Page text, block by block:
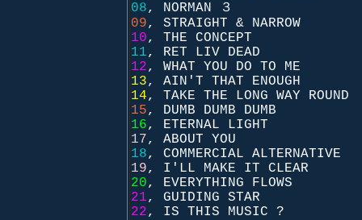
08, NORMAN ３
09, STRAIGHT & NARROW
10, THE CONCEPT
11, RET LIV DEAD
12, WHAT YOU DO TO ME
13, AIN'T THAT ENOUGH
14,
TAKE THE LONG WAY ROUND
15, DUMB DUMB DUMB
16, ETERNAL LIGHT
17, ABOUT YOU
18, COMMERCIAL ALTERNATIVE
19, I'LL MAKE IT CLEAR
20, EVERYTHING FLOWS
21, GUIDING STAR
22, IS THIS MUSIC ?